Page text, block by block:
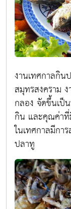
งานเทศกาลกิ
สมุทรสงคราม
กลอง จัดขึ้นเป็
กิน และคุณค่าที่
ในเทศกาลมีกา
ปลาทู